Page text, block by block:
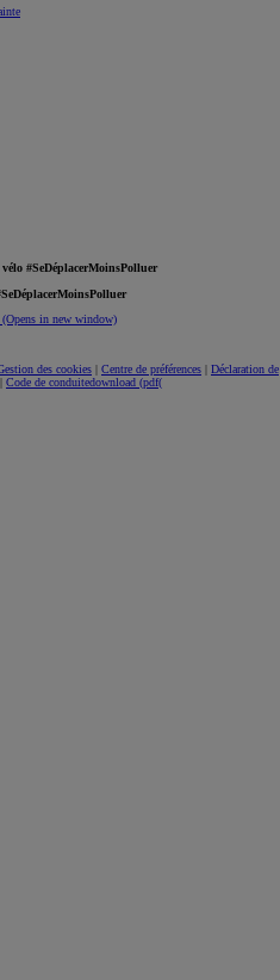
#SeDéplacerMoinsPolluer
(Opens in new window)
des cookies | Centre de préférences | Déclaration de
| Code de conduitedownload (pdf(